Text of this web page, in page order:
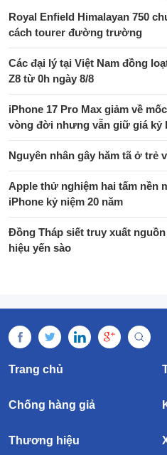
Royal Enfield Himalayan 750
cách tourer đường trường
Các đại lý tại Việt Nam đồng
Z8 từ 0h ngày 8/8
iPhone 17 Pro Max giảm về
vòng đời nhưng vẫn giữ giá kỷ
Nguyên nhân gây hăm tã ở trẻ
Apple thử nghiệm hai tấm nền
iPhone kỷ niệm 20 năm
Đồng Tháp siết truy xuất
hiệu yến sào
Trang chủ
Chống hàng giả
Thương hiệu